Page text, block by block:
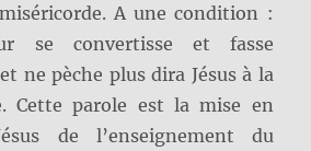
A une condition :
se convertisse et fasse
ne pèche plus dira Jésus à la
Cette parole est la mise en
de l’enseignement du